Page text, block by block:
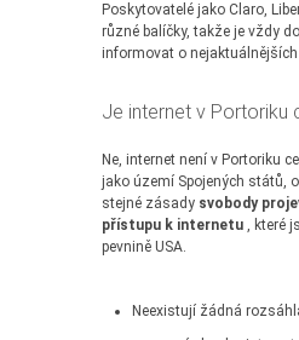
Poskytovatelé jako Claro,
různé balíčky, takže je vždy
informovat o
Je internet v Portoriku
Ne, internet není v Portoriku
jako území Spojených států,
stejné zásady svobody
přístupu k internetu , které
pevnině USA.
Neexistují žádná